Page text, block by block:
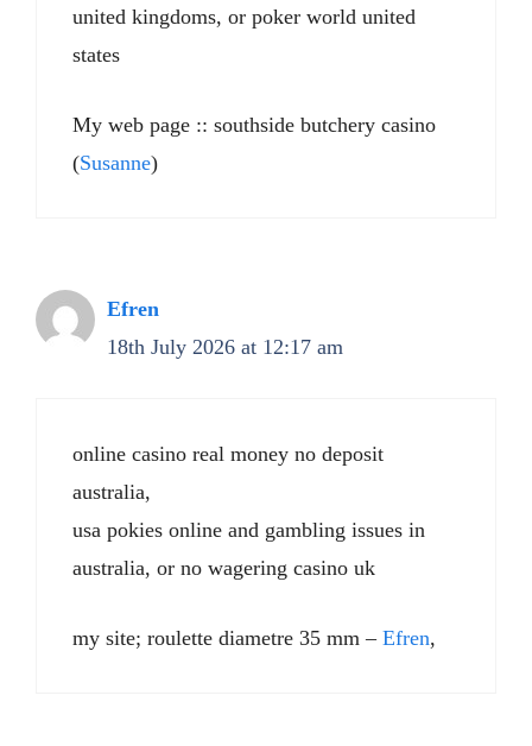
united kingdoms, or poker world united
states
My web page :: southside butchery casino
(Susanne)
Efren
18th July 2026 at 12:17 am
online casino real money no deposit
australia,
usa pokies online and gambling issues in
australia, or no wagering casino uk
my site; roulette diametre 35 mm – Efren,